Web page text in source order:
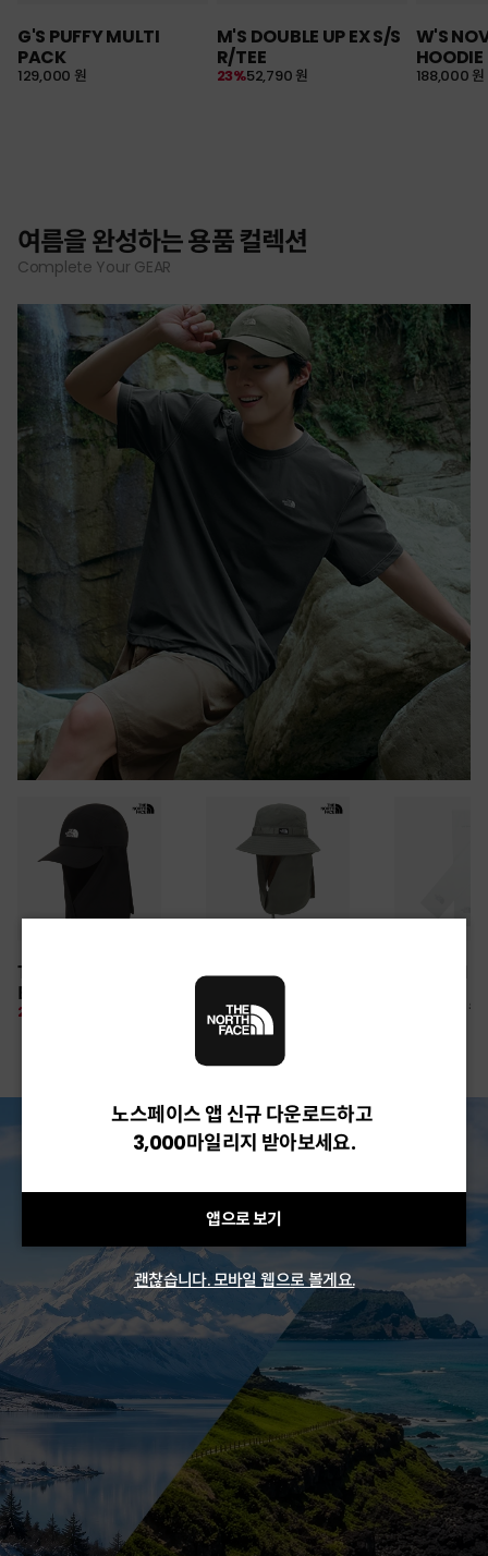
G'S PUFFY MULTI
PACK
129,000 원
M'S DOUBLE UP EX S/S
R/TEE
52,790 원
23%
W'S
HOODIE
188,000 원
여름을 완성하는 용품 컬렉션
Complete Your GEAR
TNF LIGHT SHIELD
EX CAP
28%
CAMP WEBBING
SHIELD HAT
67,500 원
10% 26,100 원
여름 탈출 원정대
뉴질랜드 & 제주도 여행권 증정 찬스
노스페이스 앱 신규 다운로드하고
3,000마일리지 받아보세요.
앱으로 보기
괜찮습니다. 모바일 웹으로 볼게요.